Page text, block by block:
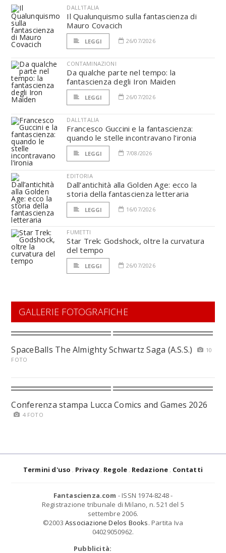
DALL'ITALIA
Il Qualunquismo sulla fantascienza di
Mauro Covacich
LEGGI 26/07/2026
CONTAMINAZIONI
Da qualche parte nel tempo: la
fantascienza degli Iron Maiden
LEGGI 26/07/2026
DALL'ITALIA
Francesco Guccini e la fantascienza:
quando le stelle incontravano l’ironia
LEGGI 7/08/2026
EDITORIA
Dall’antichità alla Golden Age: ecco la
storia della fantascienza letteraria
LEGGI 16/07/2026
FUMETTI
Star Trek: Godshock, oltre la curvatura
del tempo
LEGGI 26/07/2026
GALLERIE FOTOGRAFICHE
SpaceBalls The Almighty Schwartz Saga (A.S.S.)
10
FOTO
Conferenza stampa Lucca Comics and Games 2026
4 FOTO
Termini d'uso Privacy Regole Redazione Contatti
Fantascienza.com - ISSN 1974-8248 -
Registrazione tribunale di Milano, n. 521 del 5
settembre 2006.
©2003 Associazione Delos Books. Partita Iva
04029050962.
Pubblicità: